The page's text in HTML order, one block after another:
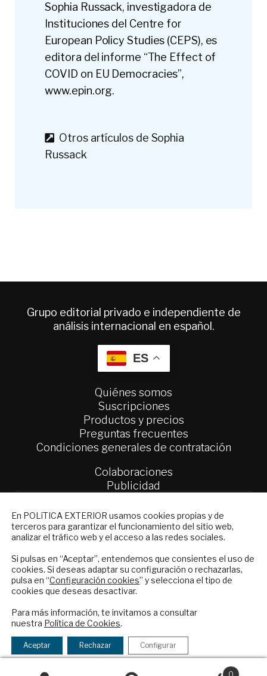
Sophia Russack, investigadora de
Instituciones del Centre for
European Policy Studies (CEPS), es
editora del informe “The Effect of
COVID on EU Democracies”,
www.epin.org.
Otros artículos de Sophia
Russack
Grupo editorial privado e independiente de
análisis internacional en español.
ES
Quiénes somos
Suscripciones
Productos y precios
Preguntas frecuentes
Condiciones generales de contratación
Colaboraciones
Publicidad
Política Exterior
Informe Semanal de Política Exterior
© 2026 - Fundación Análisis de Política
Exterior. Todos los derechos reservados
0
Financiado por el Programa KIT Digital. Plan de
Recuperación, Transformación y Resiliencia de
En POLíTICA EXTERIOR usamos cookies propias y de
terceros para garantizar el funcionamiento del sitio web,
analizar el tráfico web y el acceso a las redes sociales.
Si pulsas en “Aceptar”, entendemos que consientes el uso de
cookies. Si deseas adaptar su configuración o rechazarlas,
pulsa en “Configuración cookies” y selecciona el tipo de
cookies que deseas desactivar.
Para más información, te invitamos a consultar
nuestra Política de Cookies.
Aceptar Rechazar Configurar
NEWSLETTER
Suscríbase a nuestro boletín electrónico y
reciba en su correo el mejor análisis
internacional en español.
Checkbox
acepto
la
política
política de privacidad